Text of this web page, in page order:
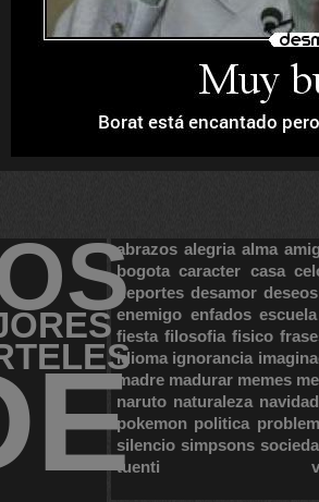
abrazos alegria alma
bogota caracter casa
deportes desamor deseos
enemigo enfados escuela
fiesta filosofia fisico
idioma ignorancia
madre madurar memes
naruto naturaleza navidad
pokemon politica
silencio simpsons
tuenti